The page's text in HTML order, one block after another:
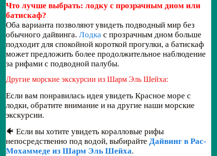
Что лучше выбрать: лодку с прозрачным дном или
батискаф?
Оба варианта позволяют увидеть подводный мир без
обычного дайвинга. Лодка с прозрачным дном больше
подходит для спокойной короткой прогулки, а батискаф
может предложить более продолжительное наблюдение
за рифами с подводной палубы.
Другие морские экскурсии из Шарм Эль Шейха:
Если вам понравилась идея увидеть Красное море с
лодки, обратите внимание и на другие наши морские
экскурсии.
🐠 Если вы хотите увидеть коралловые рифы
непосредственно под водой, выбирайте Дайвинг в Рас-
Мохаммеде из Шарм Эль Шейха.